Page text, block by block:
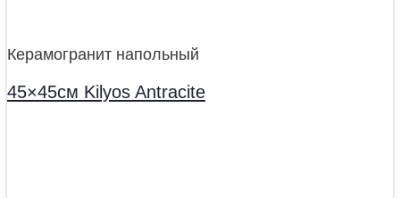
Керамогранит напольный
45×45см Kilyos Antracite